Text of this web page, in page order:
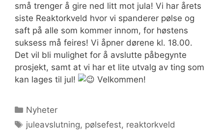
små trenger å gire ned litt mot jula! Vi har årets
siste Reaktorkveld hvor vi spanderer pølse og
saft på alle som kommer innom, for høstens
suksess må feires! Vi åpner dørene kl. 18.00.
Det vil bli mulighet for å avslutte påbegynte
prosjekt, samt at vi har et lite utvalg av ting som
kan lages til jul!
Velkommen!
Kategorier
Nyheter
Stikkord
juleavslutning, pølsefest, reaktorkveld